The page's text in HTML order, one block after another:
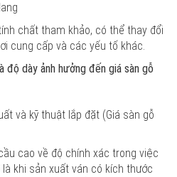
chất tham khảo, có thể thay đổi
cung cấp và các yếu tố khác.
độ dày ảnh hưởng đến giá sàn gỗ
và kỹ thuật lắp đặt (Giá sàn gỗ
cao về độ chính xác trong việc
khi sản xuất ván có kích thước